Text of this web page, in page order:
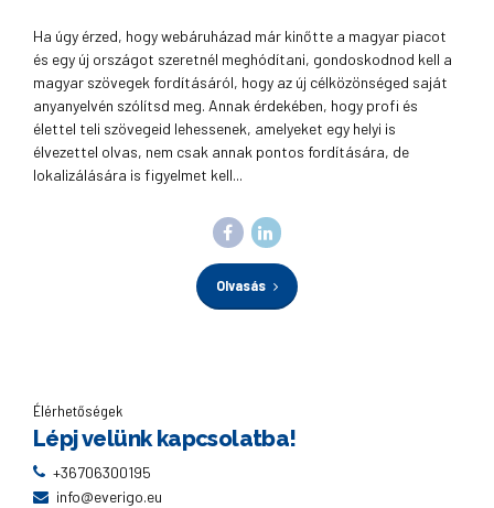
Ha úgy érzed, hogy webáruházad már kinőtte a magyar piacot
és egy új országot szeretnél meghódítani, gondoskodnod kell a
magyar szövegek fordításáról, hogy az új célközönséged saját
anyanyelvén szólítsd meg. Annak érdekében, hogy profi és
élettel teli szövegeid lehessenek, amelyeket egy helyi is
élvezettel olvas, nem csak annak pontos fordítására, de
lokalizálására is figyelmet kell...
Olvasás
Élérhetőségek
Lépj velünk kapcsolatba!
+36706300195
info@everigo.eu